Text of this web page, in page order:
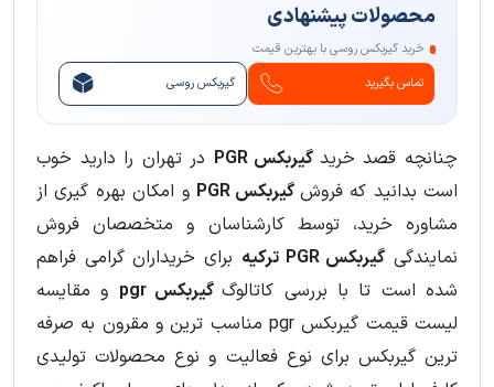
محصولات پیشنهادی
خرید گیربکس روسی با بهترین قیمت
تماس بگیرید
گیربکس روسی
چنانچه قصد خرید گیربکس PGR
در تهران را دارید خوب
است بدانید که فروش گیربکس PGR
و امکان بهره گیری از
مشاوره خرید، توسط کارشناسان و متخصصان فروش
نمایندگی گیربکس PGR ترکیه
برای خریداران گرامی فراهم
شده است تا با بررسی کاتالوگگیربکس pgr
و مقایسه
لیست قیمت گیربکس pgr مناسب ترین و مقرون به صرفه
ترین گیربکس برای نوع فعالیت و نوع محصولات تولیدی